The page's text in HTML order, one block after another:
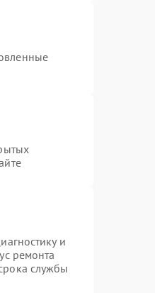
и
ремонта
службы